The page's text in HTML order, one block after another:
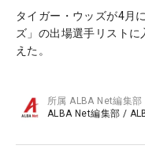
タイガー・ウッズが4月
ズ」の出場選手リスト
えた。
所属ALBA Net編集部
ALBA Net編集部 /